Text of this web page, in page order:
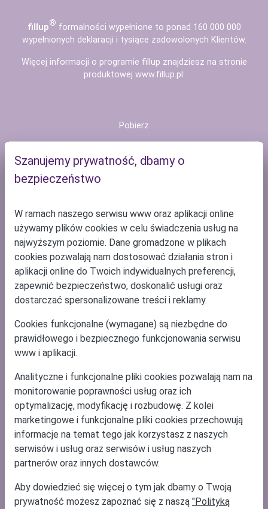
fill up® formalności wypełnione to ponad 160 000 000
wypełnionych deklaracji i tysiące zadowolonych Klientów.
Więcej informacji o programie fillup znajdziesz na stronie
produktowej www.fillup.pl :
Pobierz
Dlaczego fillup
Pomoc
Mapa serwisu
Ponad 7 000 druków, formularzy, umów i wzorów pism
znajdziesz na
e-druki.pl
e-deklaracje e-faktury KSeF oraz
fakturonline.
Twój e PIT. WyślijPIT onlinezProgramu e-pity 2027 za rok
2026.
Sprawdzone przez BUI Stowarzyszenia Księgowych w Polsce
Wszelkie prawa zastrzeżone. Copyright 2012-2026
o.o.
Serwis ma charakter informacyjny.
Szanujemy prywatność, dbamy o
bezpieczeństwo
W ramach naszego serwisu www oraz aplikacji online
używamy plików cookies w celu świadczenia usług na
najwyższym poziomie. Dane gromadzone w plikach
cookies pozwalają nam dostosować działania stron i
aplikacji online do Twoich indywidualnych preferencji,
zapewnić bezpieczeństwo, doskonalić usługi oraz
dostarczać spersonalizowane treści i reklamy.
Cookies funkcjonalne (wymagane) są niezbędne do
prawidłowego i bezpiecznego funkcjonowania serwisu
www i aplikacji.
Analityczne i funkcjonalne pliki cookies pozwalają nam na
monitorowanie poprawności usług oraz ich
optymalizację, modyfikację i rozbudowę. Z kolei
marketingowe i funkcjonalne pliki cookies przechowują
informacje na temat tego jak korzystasz z naszych
serwisów i usług oraz serwisów i usług naszych
partnerów oraz innych dostawców.
Aby dowiedzieć się więcej o tym jak dbamy o Twoją
prywatność możesz zapoznać się z naszą "Polityką